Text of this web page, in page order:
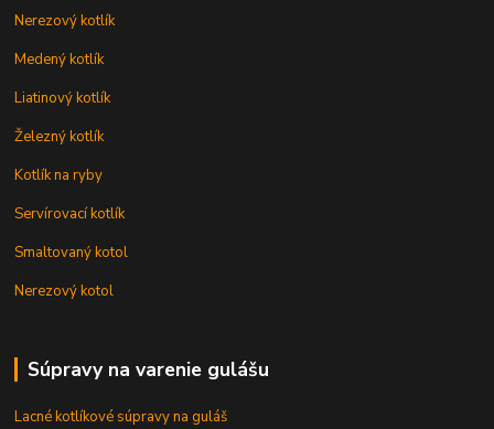
Nerezový kotlík
Medený kotlík
Liatinový kotlík
Železný kotlík
Kotlík na ryby
Servírovací kotlík
Smaltovaný kotol
Nerezový kotol
Súpravy na varenie gulášu
Lacné kotlíkové súpravy na guláš